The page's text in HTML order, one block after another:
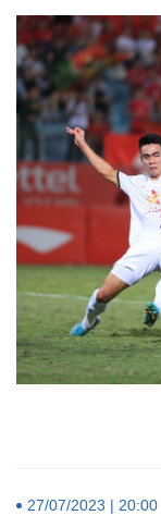
27/07/2023 | 20:00